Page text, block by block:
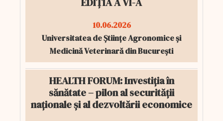
10.06.2026
Universitatea de Științe Agronomice și
Medicină Veterinară din București
HEALTH FORUM: Investiția în
sănătate – pilon al securității
naționale și al dezvoltării economice